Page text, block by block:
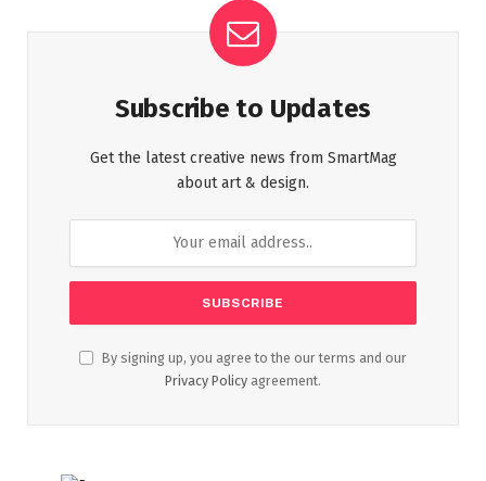
Subscribe to Updates
Get the latest creative news from SmartMag
about art & design.
By signing up, you agree to the our terms and our
Privacy Policy agreement.